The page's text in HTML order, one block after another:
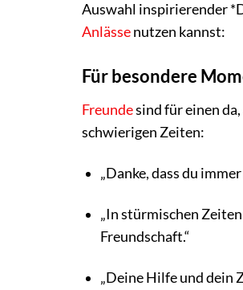
Auswahl inspirierender
Anlässenutzen kannst:
Für besondere
Freundesind für einen
schwierigen Zeiten:
„Danke, dass du
„In stürmischen
Freundschaft.“
„Deine Hilfe und dein